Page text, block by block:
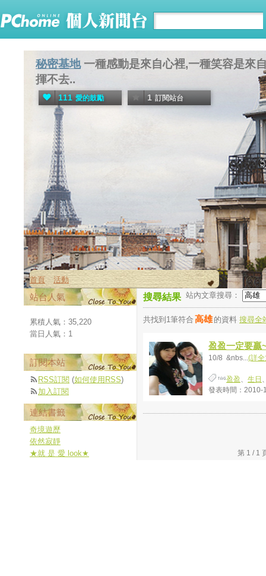
秘密基地 一種感動是來自心裡,一種笑容是來
揮不去..
111 愛的鼓勵 1 訂閱站台
首頁 活動
搜尋結果 站內文章搜尋：
共找到1筆符合 高雄 的資料 搜尋全
盈盈一定要贏
10/8 &nbs...(詳
盈盈 、 生日
發表時間：2010-
第 1 /
站台人氣
累積人氣： 35,220
當日人氣： 1
訂閱本站
RSS訂閱 (如何使用RSS)
加入訂閱
連結書籤
奇境遊歷
依然寂靜
★就 是 愛 look★